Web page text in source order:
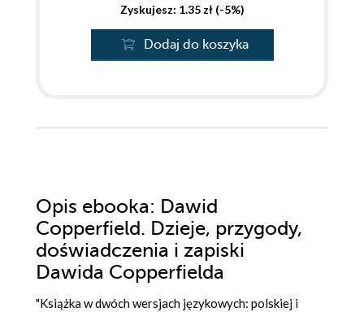
Zyskujesz: 1.35 zł (-5%)
Dodaj do koszyka
Opis ebooka: Dawid
Copperfield. Dzieje, przygody,
doświadczenia i zapiski
Dawida Copperfielda
"Książka w dwóch wersjach językowych: polskiej i